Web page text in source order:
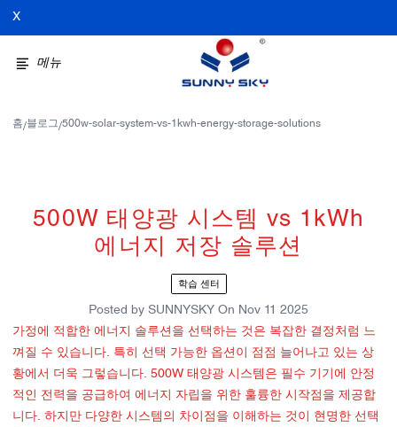
X
메뉴
홈/블로그/500w-solar-system-vs-1kwh-energy-storage-solutions
500W 태양광 시스템 vs 1kWh
에너지 저장 솔루션
학습 센터
Posted by SUNNYSKY On Nov 11 2025
가정에 적합한 에너지 솔루션을 선택하는 것은 복잡한 결정처럼 느
껴질 수 있습니다. 특히 선택 가능한 옵션이 점점 늘어나고 있는 상
황에서 더욱 그렇습니다. 500W 태양광 시스템은 필수 기기에 안정
적인 전력을 공급하여 에너지 자립을 위한 훌륭한 시작점을 제공합
니다. 하지만 다양한 시스템의 차이점을 이해하는 것이 현명한 선택